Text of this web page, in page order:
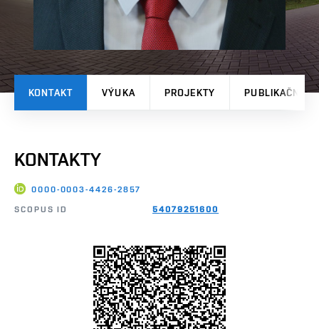
KONTAKT VÝUKA PROJEKTY PUBLIKAČNÍ
KONTAKTY
0000-0003-4426-2857
SCOPUS ID 54079251600